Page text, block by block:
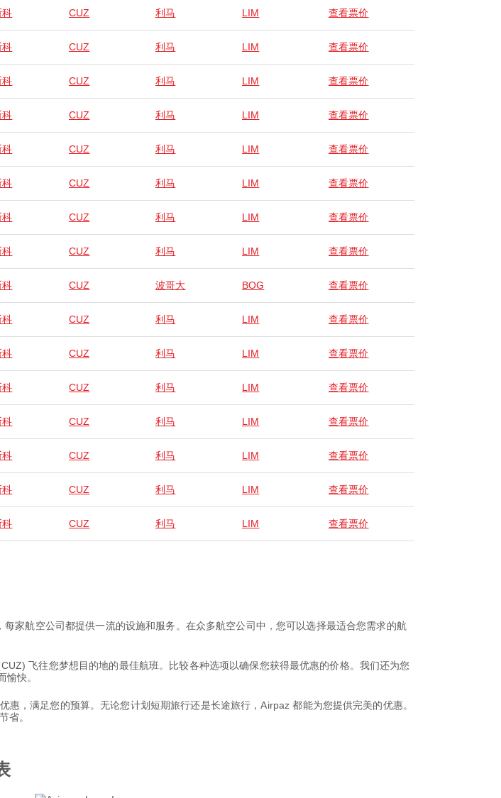
科 CUZ 利马 LIM 查看票价
科 CUZ 利马 LIM 查看票价
科 CUZ 利马 LIM 查看票价
科 CUZ 利马 LIM 查看票价
科 CUZ 利马 LIM 查看票价
科 CUZ 利马 LIM 查看票价
科 CUZ 利马 LIM 查看票价
科 CUZ 利马 LIM 查看票价
科 CUZ 波哥大 BOG 查看票价
科 CUZ 利马 LIM 查看票价
科 CUZ 利马 LIM 查看票价
科 CUZ 利马 LIM 查看票价
科 CUZ 利马 LIM 查看票价
科 CUZ 利马 LIM 查看票价
科 CUZ 利马 LIM 查看票价
科 CUZ 利马 LIM 查看票价
家航空公司都提供一流的设施和服务。在众多航空公司中，您可以选择最适合您需求的航
飞往您梦想目的地的最佳航班。比较各种选项以确保您获得最优惠的价格。我们还为您
快。
，满足您的预算。无论您计划短期旅行还是长途旅行，Airpaz 都能为您提供完美的优惠。
省。